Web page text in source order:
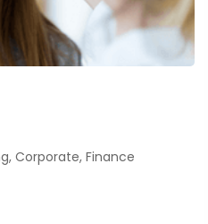
, Corporate, Finance